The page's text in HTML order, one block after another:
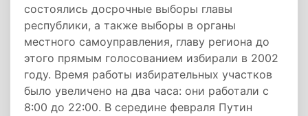
состоялись досрочные выборы главы
республики, а также выборы в органы
местного самоуправления, главу региона до
этого прямым голосованием избирали в 2002
году. Время работы избирательных участков
было увеличено на два часа: они работали с
8:00 до 22:00. В середине февраля Путин